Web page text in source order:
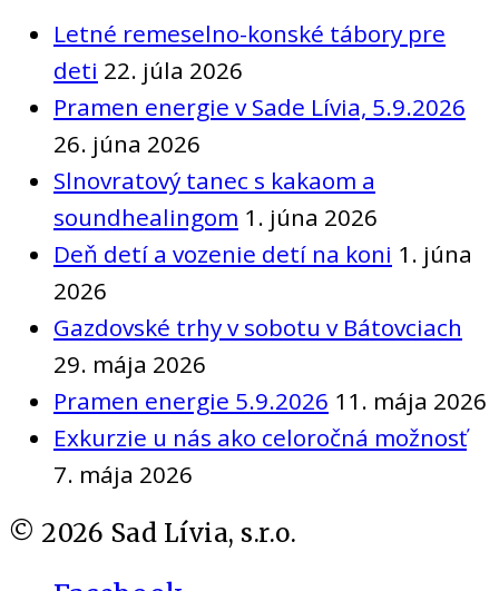
Letné remeselno-konské tábory pre
deti 22. júla 2026
Pramen energie v Sade Lívia, 5.9.2026
26. júna 2026
Slnovratový tanec s kakaom a
soundhealingom 1. júna 2026
Deň detí a vozenie detí na koni 1. júna
2026
Gazdovské trhy v sobotu v Bátovciach
29. mája 2026
Pramen energie 5.9.2026 11. mája 2026
Exkurzie u nás ako celoročná možnosť
7. mája 2026
© 2026 Sad Lívia, s.r.o.